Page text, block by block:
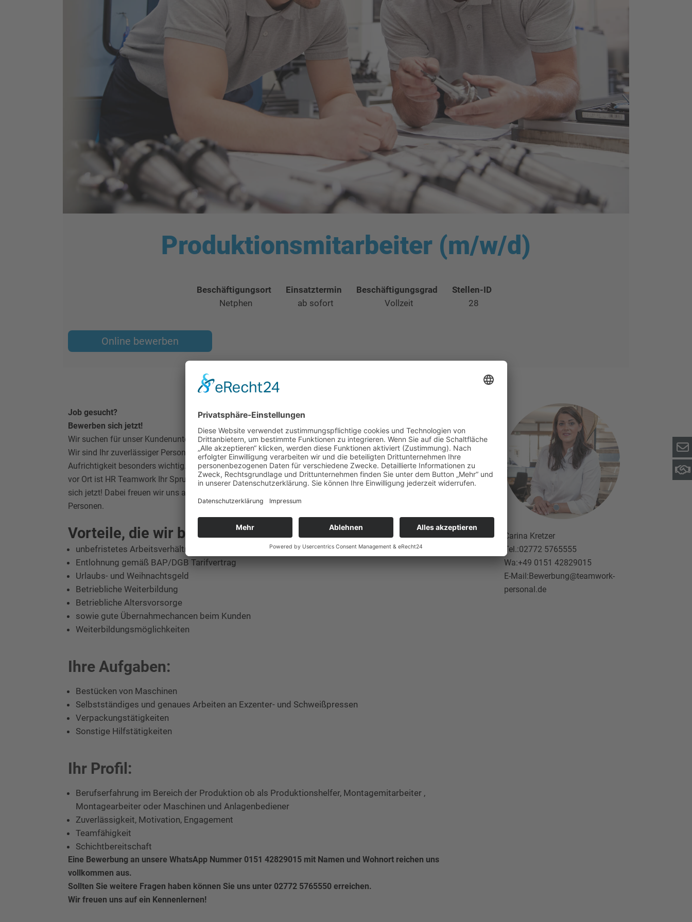
Produktionsmitarbeiter (m/w/d)
Beschäftigungsort
Netphen
Einsatztermin
ab sofort
Beschäftigungsgrad
Vollzeit
Stellen-ID
28
Online bewerben
Job gesucht?
Bewerben sich jetzt!
Wir suchen für unser Kundenunternehmen einen zuverlässigenProduktionsmitarbeiter(m/w/d).
Wir sind Ihr zuverlässiger Personaldienstleister im Raum Lahn-Dill. Für uns sind Vertrauen, Fairness und
Aufrichtigkeit besonders wichtig. Dank unserer vertrauensvollen Kontakte zu Personalentscheidern (m/w/d)
vor Ort ist HR Teamwork Ihr Sprungbrett. Gehen Sie mit HR Teamwork den nächsten Schritt und bewerben Sie
sich jetzt! Dabei freuen wir uns auch über Bewerbungen von Menschen mit Behinderung und gleichgestellten
Personen.
Vorteile, die wir bieten:
unbefristetes Arbeitsverhältnis
Entlohnung gemäß BAP/DGB Tarifvertrag
Urlaubs- und Weihnachtsgeld
Betriebliche Weiterbildung
Betriebliche Altersvorsorge
sowie gute Übernahmechancen beim Kunden
Weiterbildungsmöglichkeiten
Ihre Aufgaben:
Bestücken von Maschinen
Selbstständiges und genaues Arbeiten an Exzenter- und Schweißpressen
Verpackungstätigkeiten
Sonstige Hilfstätigkeiten
Ihr Profil:
Berufserfahrung im Bereich der Produktion ob als Produktionshelfer, Montagemitarbeiter ,
Montagearbeiter oder Maschinen und Anlagenbediener
Zuverlässigkeit, Motivation, Engagement
Teamfähigkeit
Schichtbereitschaft
Eine Bewerbung an unsere WhatsApp Nummer 0151 42829015 mit Namen und Wohnort reichen uns
vollkommen aus.
Sollten Sie weitere Fragen haben können Sie uns unter 02772 5765550 erreichen.
Wir freuen uns auf ein Kennenlernen!
Carina Kretzer
Tel.:02772 5765555
Wa:+49 0151 42829015
E-Mail:Bewerbung@teamwork-
personal.de